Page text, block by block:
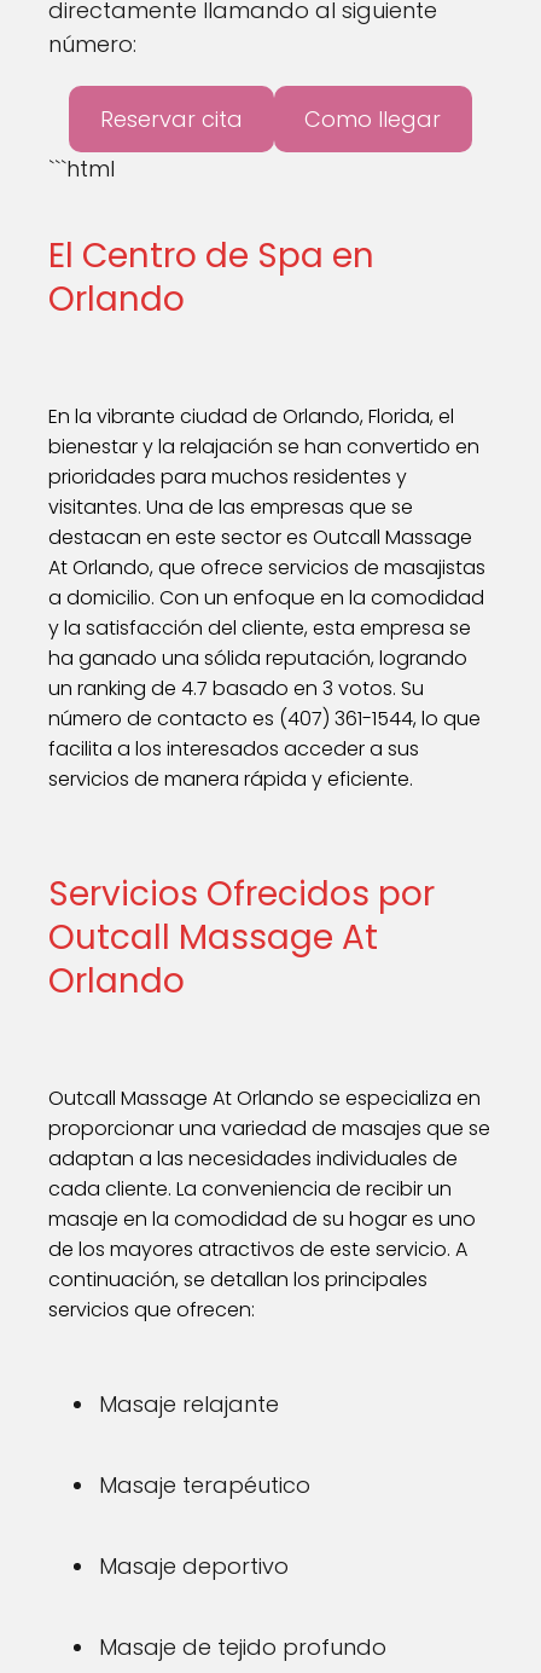
directamente llamando al siguiente
número:
Reservar cita
Como llegar
```html
El Centro de Spa en
Orlando
En la vibrante ciudad de Orlando, Florida, el
bienestar y la relajación se han convertido en
prioridades para muchos residentes y
visitantes. Una de las empresas que se
destacan en este sector es Outcall Massage
At Orlando, que ofrece servicios de masajistas
a domicilio. Con un enfoque en la comodidad
y la satisfacción del cliente, esta empresa se
ha ganado una sólida reputación, logrando
un ranking de 4.7 basado en 3 votos. Su
número de contacto es (407) 361-1544, lo que
facilita a los interesados acceder a sus
servicios de manera rápida y eficiente.
Servicios Ofrecidos por
Outcall Massage At
Orlando
Outcall Massage At Orlando se especializa en
proporcionar una variedad de masajes que se
adaptan a las necesidades individuales de
cada cliente. La conveniencia de recibir un
masaje en la comodidad de su hogar es uno
de los mayores atractivos de este servicio. A
continuación, se detallan los principales
servicios que ofrecen:
Masaje relajante
Masaje terapéutico
Masaje deportivo
Masaje de tejido profundo